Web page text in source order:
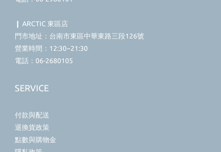
❙ ARCTIC 東區店
門市地址：台南市東區中華東路三段126號
營業時間：12:30~21:30
電話：06-2680105
SERVICE
付款與配送
退換貨政策
點數與購物金